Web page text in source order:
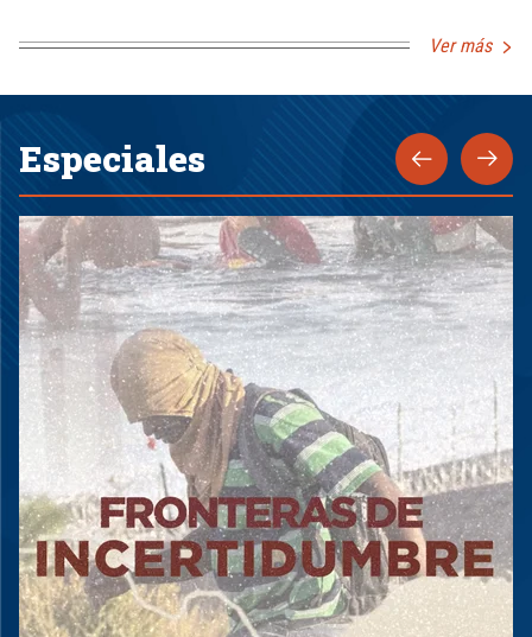
Ver más
Especiales